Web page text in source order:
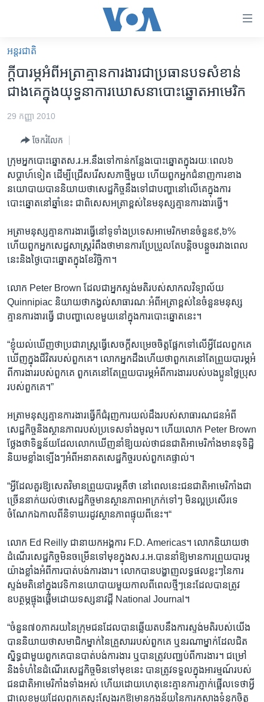
គេហទំព័រ​
ទាក់ទង
រំលង​
និង​
តែ​
ម្តង
រំលង​
និង​
ទៅ​
ទំព័រ​
រចនា
រំលង​
និង​
ចូល​
កាន់​
ទំព័រ​
ស្វែង​
រក
អន្តរជាតិ
ហេឡូវីអូអេ
កម្ពុជាច្នៃប្រតិដ្ឋ
ព្រឹត្តិការណ៍ព័ត៌មាន
ទូរទស្សន៍ / វីដេអូ​
វិទ្យុ / ផតខាសថ៍
កម្មវិធីទាំងអស់
Khmer English
បណ្តាញ​សង្គម
ភាសា
អន្តរជាតិ
ក្តី​បារម្ភ​អំពី​អត្រា​គ្មាន​ការងារ​ជា​ប្រធានបទ​សំខាន់​
ជាង​គេ​ក្នុង​យុទ្ធនាការ​ឃោសនា​បោះឆ្នោត​អាមេរិក
29 កញ្ញា 2010
ចែករំលែក
ក្រុម​អ្នក​បោះឆ្នោត​ស.រ.អ.​នឹង​ទៅ​កាន់​កន្លែង​បោះឆ្នោត​ក្នុង​រយៈពេល​៦​
សប្តាហ៍ទៀត​ ដើម្បី​ជ្រើសរើស​សភា​ថ្មី​មួយ​ ហើយ​ពួក​អ្នកជំនាញការ​ខាង​
នយោបាយ​បាន​និយាយ​ថា​សេដ្ឋកិច្ច​នឹង​ទៅ​ជា​បញ្ហា​នៅ​លើ​គេ​ក្នុង​ការ
បោះឆ្នោត​នៅ​ឆ្នាំ​នេះ​ ជា​ពិសេស​អត្រា​ខ្ពស់​នៃ​មនុស្ស​គ្មាន​ការងារធ្វើ។
អត្រា​មនុស្ស​គ្មាន​ការងារ​ធ្វើ​នៅ​ទូទាំង​ប្រទេស​អាមេរិក​មាន​ចំនួន​៩,៦​% ​
ហើយ​ពួក​អ្នកសេដ្ឋសាស្ត្រ​រំពឹង​ថា​មាន​ការប្រែប្រួល​តែ​បន្តិចបន្តួច​រវាង​ពេល
នេះ​និង​ថ្ងៃ​បោះឆ្នោត​ក្នុង​ខែ​វិច្ឆិកា។
លោក​ Peter​ Brown​ ដែល​ជា​អ្នកស្ទង់មតិ​របស់​សាកលវិទ្យាល័យ​
Quinnipiac​ និយាយ​ថា​កង្វល់​សាធារណៈ​អំពី​អត្រា​ខ្ពស់​នៃ​ចំនួន​មនុស្ស​
គ្មាន​ការងារ​ធ្វើ​ ជា​បញ្ហា​លេខ​មួយ​នៅ​ក្នុង​ការ​បោះឆ្នោត​នេះ។
“ខ្ញុំ​យល់​ឃើញ​ថា​ប្រជារាស្ត្រ​ធ្វើ​សេចក្តី​សម្រេចចិត្ត​ផ្អែក​ទៅ​លើ​អ្វី​ដែល​ពួកគេ​
ឃើញ​ក្នុង​ជីវិត​របស់​ពួក​គេ។​ លោក​អ្នក​ដឹង​ហើយ​ថា​ពួកគេ​នៅ​តែ​ព្រួយបារម្ភ​អំ​
ពី​ការងារ​របស់​ពួកគេ​ ពួកគេ​នៅ​តែ​ព្រួយបារម្ភ​អំពី​ការងារ​របស់​បងប្អូនថ្លៃ​ប្រុស​
របស់​ពួកគេ។”
អត្រា​មនុស្ស​គ្មាន​ការងារ​ធ្វើ​ក៏​ជំរុញ​ការយល់ដឹង​របស់​សាធារណជន​អំពី​
សេដ្ឋកិច្ច​និង​ស្ថានភាព​របស់​ប្រទេស​ទាំងមូល។​ ហើយ​លោក​ Peter​ Brown​
ថ្លែង​ថា​ទិន្នន័យ​ដែល​លោក​ឃើញ​នាំ​ឱ្យ​យល់​ថា​ជនជាតិ​អាមេរិកាំង​មាន​ទុទិដ្ឋិ
និយម​ខ្លាំង​ទ្បើងៗ​អំពី​អនាគត​សេដ្ឋកិច្ច​របស់​ពួកគេ​ផ្ទាល់។
“អ្វី​ដែល​គួរ​ឱ្យ​សេតវិមាន​ព្រួយបារម្ភ​គឺ​ថា​ នៅ​ពេលនេះ​ជនជាតិ​អាមេរិកាំង​ជា​
ច្រើន​នាក់​យល់​ថា​សេដ្ឋកិច្ច​មាន​ស្ថានភាព​អាក្រក់​ទៅៗ មិន​ល្អ​ប្រសើរ​ទេ​
ចំណែក​ឯ​កាល​ពី​និទាឃរដូវ​ស្ថានភាព​ផ្ទុយ​ពី​នេះ។“
លោក​ Ed​ Reilly​ ជា​នាយក​អង្គការ ​F.D. Americas។ ​លោក​និយាយ​ថា​
ដំណើរ​សេដ្ឋកិច្ច​មិន​ចម្រើន​ទៅ​មុខ​ក្នុង​ស.រ.អ.​បាន​នាំ​ឱ្យ​មាន​ការព្រួយបារម្ភ​
យ៉ាង​ខ្លាំង​អំពី​ការ​បាត់បង់​ការងារ។​ លោក​បាន​បង្ហាញ​លទ្ធផល​ខ្លះៗ​នៃ​ការ​
ស្ទង់​មតិ​នៅ​ក្នុង​វេទិកា​នយោបាយ​មួយ​កាល​ពី​ពេល​ថ្មីៗ​នេះ​ដែល​បាន​ត្រូវ​
ឧបត្ថម្ភ​ផ្ចុងផ្តើម​ដោយ​ទស្សនាវដ្តី​ National Journal។
“ចំនួន​៧០​ភាគរយ​នៃ​ក្រុម​ជន​ដែល​បាន​ឆ្លើយ​តប​នឹង​ការស្ទង់មតិ​របស់​យើង​
បាន​និយាយ​ថា​សមាជិក​ម្នាក់​នៃ​គ្រួសារ​របស់​ពួក​គេ​ ឬ​នរណា​ម្នាក់​ដែល​ជិត
ស្និទ្ធ​ជាមួយ​ពួកគេ​បាន​បាត់បង់​ការងារ​ ឬ​បាន​ត្រូវ​បញ្ឈប់​ពី​ការងារ។​ ជម្រៅ​
និង​ទំហំ​នៃ​ដំណើរ​សេដ្ឋកិច្ច​មិន​ទៅ​មុខ​នេះ ​បាន​ត្រូវ​ទទួល​ក្នុង​អារម្មណ៍​របស់​
ជនជាតិ​អាមេរិកាំង​ទាំងអស់​ ហើយ​ដោយ​ហេតុនេះ​គ្មាន​ការ​ភ្ញាក់ផ្អើល​ទេ​ថា​អ្វី​
ជា​លេខ​មួយ​ដែល​ពួក​គេ​ស្វះស្វែង​រក​ឱ្យ​មាន​ក្នុង​ន័យ​នៃ​ការកសាង​ទំនុកចិត្ត​